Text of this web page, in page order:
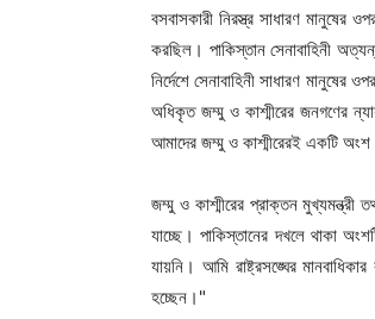
বসবাসকারী নিরস্ত্র সাধারণ মানুষের
করছিল। পাকিস্তান সেনাবাহিনী
নির্দেশে সেনাবাহিনী সাধারণ
অধিকৃত জম্মু ও কাশ্মীরের জনগণের
আমাদের জম্মু ও কাশ্মীরেরই একটি
জম্মু ও কাশ্মীরের প্রাক্তন মুখ্যমন্ত্রী
যাচ্ছে। পাকিস্তানের দখলে থাকা
যায়নি। আমি রাষ্ট্রসঙ্ঘের
হচ্ছেন।"